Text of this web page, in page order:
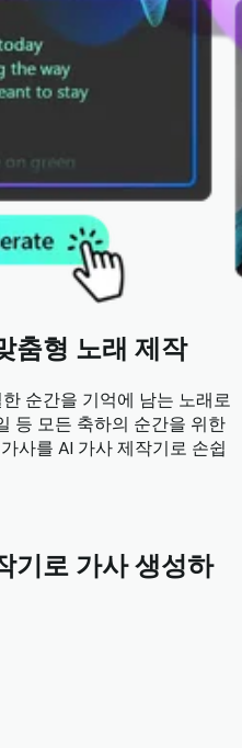
춤형 노래 제작
순간을 기억에 남는 노래로
등 모든 축하의 순간을 위한
사를 AI 가사 제작기로 손쉽
기로 가사 생성하